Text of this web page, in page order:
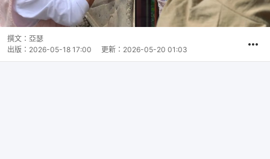
撰文： 亞瑟
出版： 2026-05-18 17:00 更新： 2026-05-20 01:03